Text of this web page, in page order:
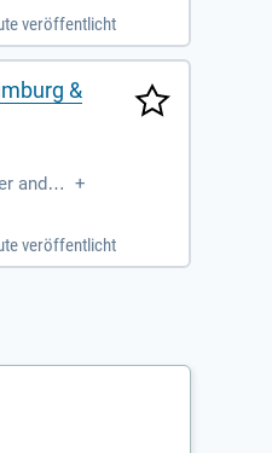
veröffentlicht
&
andere +
veröffentlicht